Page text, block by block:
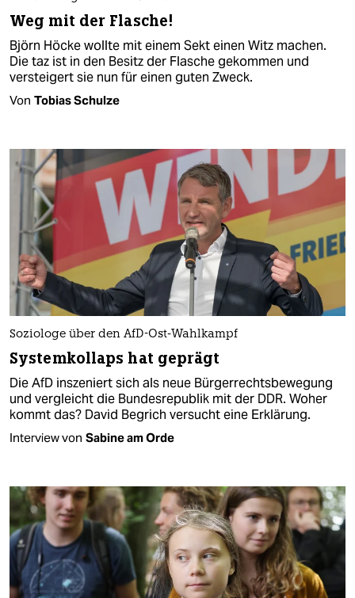
Weg mit der Flasche!
Björn Höcke wollte mit einem Sekt einen Witz machen.
Die taz ist in den Besitz der Flasche gekommen und
versteigert sie nun für einen guten Zweck.
Von Tobias Schulze
Soziologe über den AfD-Ost-Wahlkampf
Systemkollaps hat geprägt
Die AfD inszeniert sich als neue Bürgerrechtsbewegung
und vergleicht die Bundesrepublik mit der DDR. Woher
kommt das? David Begrich versucht eine Erklärung.
Interview von Sabine am Orde